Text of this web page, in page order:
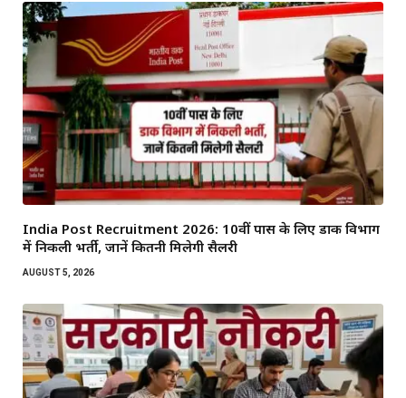
India Post Recruitment 2026: 10वीं पास के लिए डाक विभाग
में निकली भर्ती, जानें कितनी मिलेगी सैलरी
AUGUST 5, 2026